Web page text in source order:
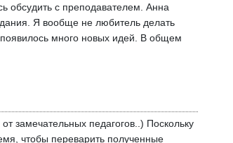
обсудить с преподавателем. Анна
Я вообще не любитель делать
много новых идей. В общем
замечательных педагогов..) Поскольку
чтобы переварить полученные